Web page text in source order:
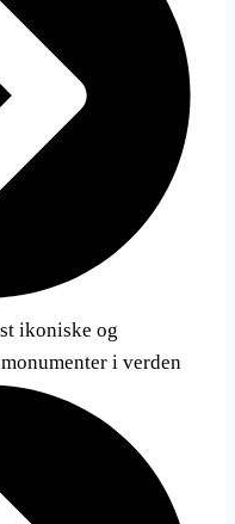
ikoniske og
i verden